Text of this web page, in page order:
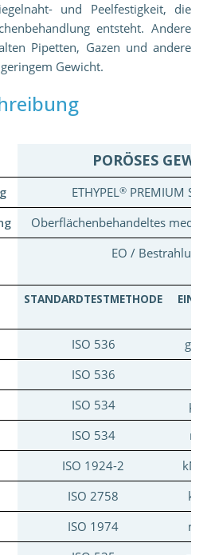
und Peelfestigkeit, die
entsteht. Andere
Pipetten, Gazen und andere
Gewicht.
PORÖSES
ETHYPEL®PREMIUM ST
Oberflächenbehandeltes
EO / Bestrahlung
STANDARDTESTMETHODE
ISO 536
g/m²
ISO 536
ISO 534
µm
ISO 534
mil
ISO 1924-2
kN/m
ISO 2758
kPa
ISO 1974
mN